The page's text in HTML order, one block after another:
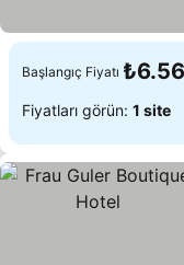
Başlangıç Fiyatı
Fiyatları görün: 1 site